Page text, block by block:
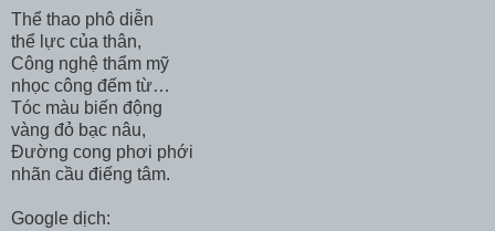
Thể thao phô diễn
thể lực của thân,
Công nghệ thẩm mỹ
nhọc công đếm từ…
Tóc màu biến động
vàng đỏ bạc nâu,
Đường cong phơi phới
nhãn cầu điếng tâm.
Google dịch: